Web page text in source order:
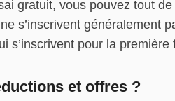
gratuit, vous pouvez tout
s’inscrivent généralement
s’inscrivent pour la première
et offres ?